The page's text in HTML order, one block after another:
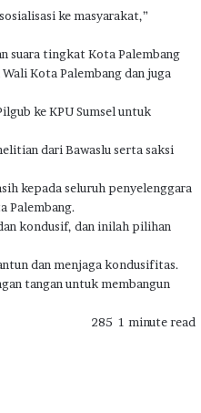
ke masyarakat,”
suara tingkat Kota Palembang
Kota Palembang dan juga
ke KPU Sumsel untuk
dari Bawaslu serta saksi
kepada seluruh penyelenggara
Palembang.
kondusif, dan inilah pilihan
dan menjaga kondusifitas.
tangan untuk membangun
285 1 minute read